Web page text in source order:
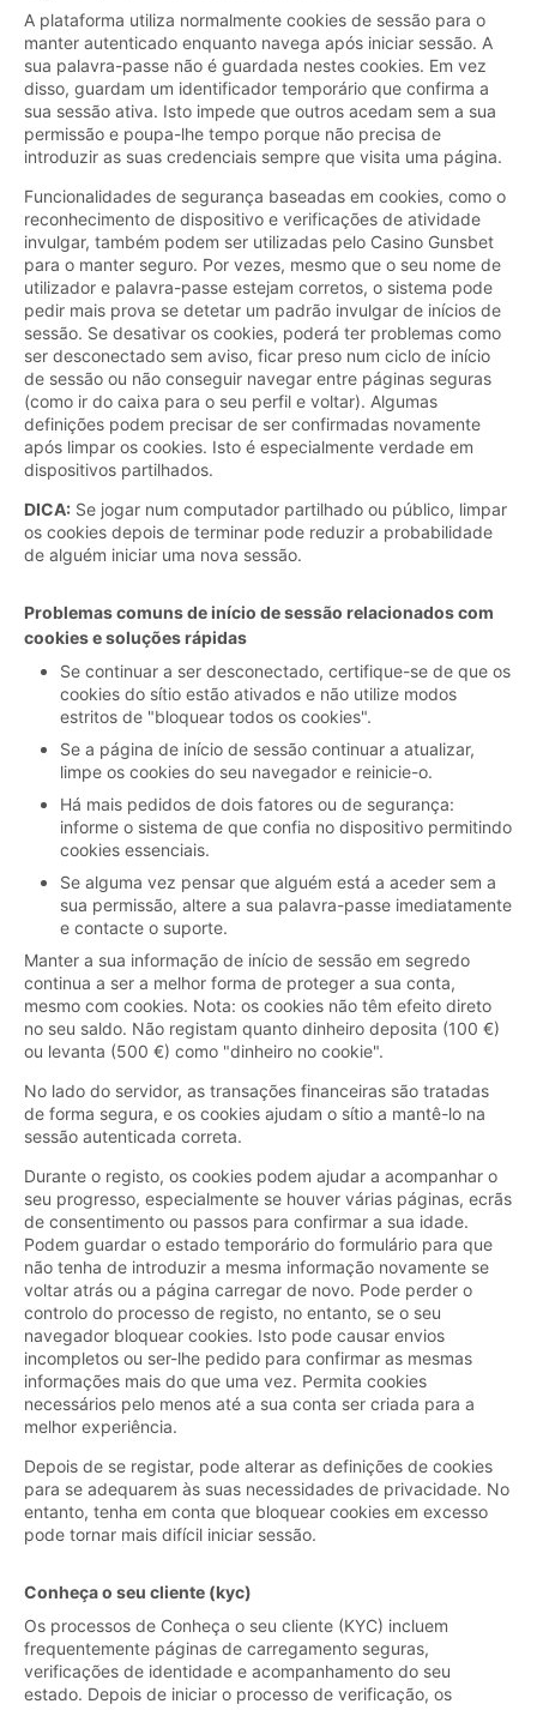
A plataforma utiliza normalmente cookies de sessão para o
manter autenticado enquanto navega após iniciar sessão. A
sua palavra-passe não é guardada nestes cookies. Em vez
disso, guardam um identificador temporário que confirma a
sua sessão ativa. Isto impede que outros acedam sem a sua
permissão e poupa-lhe tempo porque não precisa de
introduzir as suas credenciais sempre que visita uma página.
Funcionalidades de segurança baseadas em cookies, como o
reconhecimento de dispositivo e verificações de atividade
invulgar, também podem ser utilizadas pelo Casino Gunsbet
para o manter seguro. Por vezes, mesmo que o seu nome de
utilizador e palavra-passe estejam corretos, o sistema pode
pedir mais prova se detetar um padrão invulgar de inícios de
sessão. Se desativar os cookies, poderá ter problemas como
ser desconectado sem aviso, ficar preso num ciclo de início
de sessão ou não conseguir navegar entre páginas seguras
(como ir do caixa para o seu perfil e voltar). Algumas
definições podem precisar de ser confirmadas novamente
após limpar os cookies. Isto é especialmente verdade em
dispositivos partilhados.
DICA: Se jogar num computador partilhado ou público, limpar
os cookies depois de terminar pode reduzir a probabilidade
de alguém iniciar uma nova sessão.
Problemas comuns de início de sessão relacionados com
cookies e soluções rápidas
Se continuar a ser desconectado, certifique-se de que os
cookies do sítio estão ativados e não utilize modos
estritos de "bloquear todos os cookies".
Se a página de início de sessão continuar a atualizar,
limpe os cookies do seu navegador e reinicie-o.
Há mais pedidos de dois fatores ou de segurança:
informe o sistema de que confia no dispositivo permitindo
cookies essenciais.
Se alguma vez pensar que alguém está a aceder sem a
sua permissão, altere a sua palavra-passe imediatamente
e contacte o suporte.
Manter a sua informação de início de sessão em segredo
continua a ser a melhor forma de proteger a sua conta,
mesmo com cookies. Nota: os cookies não têm efeito direto
no seu saldo. Não registam quanto dinheiro deposita (100 €)
ou levanta (500 €) como "dinheiro no cookie".
No lado do servidor, as transações financeiras são tratadas
de forma segura, e os cookies ajudam o sítio a mantê-lo na
sessão autenticada correta.
Durante o registo, os cookies podem ajudar a acompanhar o
seu progresso, especialmente se houver várias páginas, ecrãs
de consentimento ou passos para confirmar a sua idade.
Podem guardar o estado temporário do formulário para que
não tenha de introduzir a mesma informação novamente se
voltar atrás ou a página carregar de novo. Pode perder o
controlo do processo de registo, no entanto, se o seu
navegador bloquear cookies. Isto pode causar envios
incompletos ou ser-lhe pedido para confirmar as mesmas
informações mais do que uma vez. Permita cookies
necessários pelo menos até a sua conta ser criada para a
melhor experiência.
Depois de se registar, pode alterar as definições de cookies
para se adequarem às suas necessidades de privacidade. No
entanto, tenha em conta que bloquear cookies em excesso
pode tornar mais difícil iniciar sessão.
Conheça o seu cliente (kyc)
Os processos de Conheça o seu cliente (KYC) incluem
frequentemente páginas de carregamento seguras,
verificações de identidade e acompanhamento do seu
estado. Depois de iniciar o processo de verificação, os